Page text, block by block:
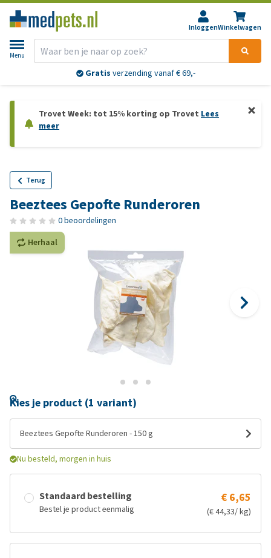
InloggenWinkelwagen
Menu
Gratis verzending vanaf € 69,-
Trovet Week: tot 15% korting op Trovet Lees
meer
Terug
Beeztees Gepofte Runderoren
0 beoordelingen
Herhaal
Kies je product (1 variant)
Beeztees Gepofte Runderoren - 150 g
Nu besteld, morgen in huis
Standaard bestelling
Bestel je product eenmalig
€ 6,65
(€ 44,33/ kg)